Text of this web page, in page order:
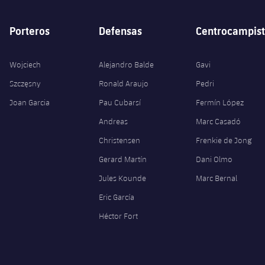
Porteros
Wojciech
Szczęsny
Joan Garcia
Defensas
Alejandro Balde
Ronald Araujo
Pau Cubarsí
Andreas
Christensen
Gerard Martín
Jules Kounde
Eric García
Héctor Fort
Gavi
Pedri
Fermín López
Marc Casadó
Frenkie de Jong
Dani Olmo
Marc Bernal